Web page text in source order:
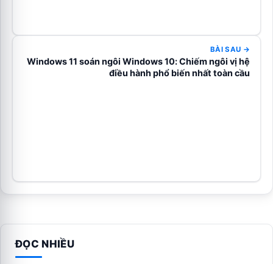
BÀI SAU →
Windows 11 soán ngôi Windows 10: Chiếm ngôi vị hệ
điều hành phổ biến nhất toàn cầu
ĐỌC NHIỀU